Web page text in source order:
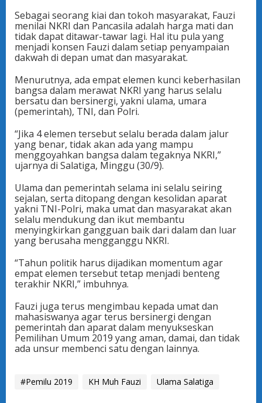
Sebagai seorang kiai dan tokoh masyarakat, Fauzi
menilai NKRI dan Pancasila adalah harga mati dan
tidak dapat ditawar-tawar lagi. Hal itu pula yang
menjadi konsen Fauzi dalam setiap penyampaian
dakwah di depan umat dan masyarakat.
Menurutnya, ada empat elemen kunci keberhasilan
bangsa dalam merawat NKRI yang harus selalu
bersatu dan bersinergi, yakni ulama, umara
(pemerintah), TNI, dan Polri.
“Jika 4 elemen tersebut selalu berada dalam jalur
yang benar, tidak akan ada yang mampu
menggoyahkan bangsa dalam tegaknya NKRI,”
ujarnya di Salatiga, Minggu (30/9).
Ulama dan pemerintah selama ini selalu seiring
sejalan, serta ditopang dengan kesolidan aparat
yakni TNI-Polri, maka umat dan masyarakat akan
selalu mendukung dan ikut membantu
menyingkirkan gangguan baik dari dalam dan luar
yang berusaha mengganggu NKRI.
“Tahun politik harus dijadikan momentum agar
empat elemen tersebut tetap menjadi benteng
terakhir NKRI,” imbuhnya.
Fauzi juga terus mengimbau kepada umat dan
mahasiswanya agar terus bersinergi dengan
pemerintah dan aparat dalam menyukseskan
Pemilihan Umum 2019 yang aman, damai, dan tidak
ada unsur membenci satu dengan lainnya.
#Pemilu 2019 KH Muh Fauzi Ulama Salatiga